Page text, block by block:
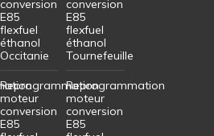
conversion
E85
flexfuel
éthanol
Occitanie
Reprogrammation
moteur
conversion
E85
conversion
E85
flexfuel
éthanol
Tournefeuille
Reprogrammation
moteur
conversion
E85